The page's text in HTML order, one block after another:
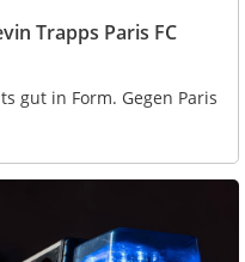
Trapps Paris FC
gut in Form. Gegen Paris